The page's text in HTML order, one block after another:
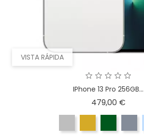
VISTA RÁPIDA
IPhone 13 Pro 256GB...
479,00 €Precio